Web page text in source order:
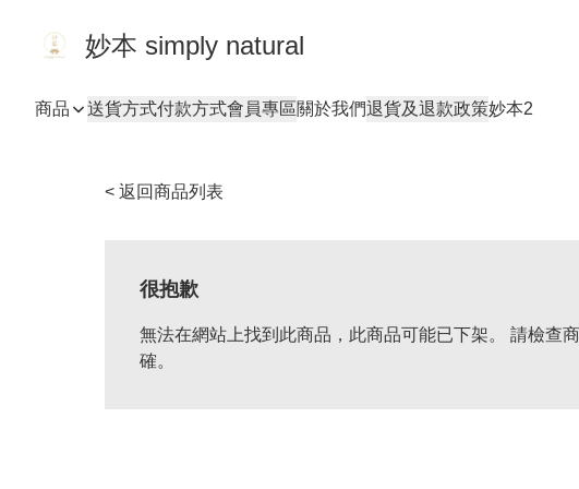
妙本 simply natural
商品 送貨方式付款方式會員專區關於我們退貨及退款政策妙本2
< 返回商品列表
很抱歉
無法在網站上找到此商品，此商品可能已下架。 請檢查
確。